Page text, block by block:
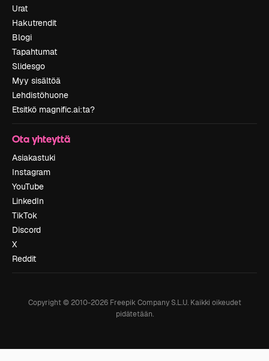
Urat
Hakutrendit
Blogi
Tapahtumat
Slidesgo
Myy sisältöä
Lehdistöhuone
Etsitkö magnific.ai:ta?
Ota yhteyttä
Asiakastuki
Instagram
YouTube
LinkedIn
TikTok
Discord
X
Reddit
Copyright © 2010-2026Freepik Company S.L.U. Kaikki oikeudet
pidätetään.